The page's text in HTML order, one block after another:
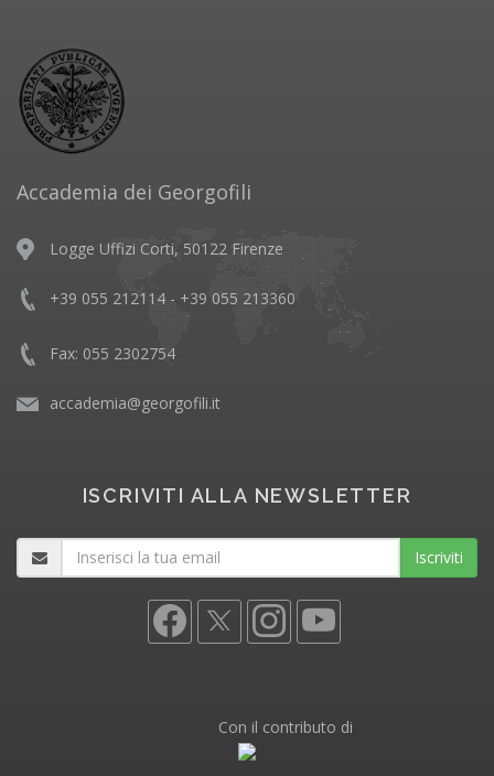
Accademia dei Georgofili
Logge Uffizi Corti, 50122 Firenze
+39 055 212114 - +39 055 213360
Fax: 055 2302754
accademia@georgofili.it
ISCRIVITI ALLA NEWSLETTER
Iscriviti
Con il contributo di